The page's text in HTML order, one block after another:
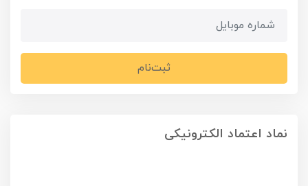
ثبت‌نام
نماد اعتماد الکترونیکی